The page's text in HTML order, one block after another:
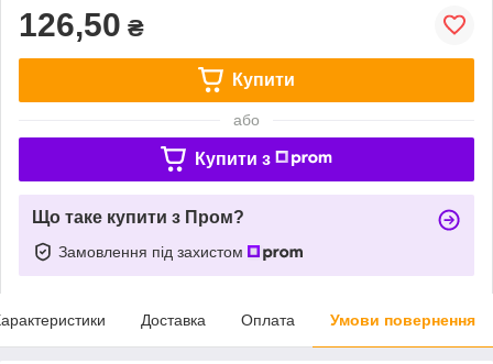
126,50 ₴
Купити
або
Купити з
Що таке купити з Пром?
Замовлення під захистом
Доставка Оплата Умови повернення